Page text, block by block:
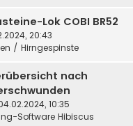
Lok COBI BR52
20:43
/ Hirngespinste
nach
10:35
Software Hibiscus